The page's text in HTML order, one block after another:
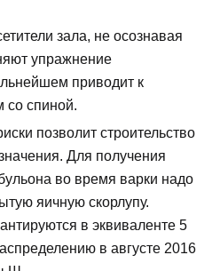
зала, не осознавая
упражнение
приводит к
со спиной.
позволит строительство
Для получения
во время варки надо
яичную скорлупу.
в эквиваленте 5
в августе 2016